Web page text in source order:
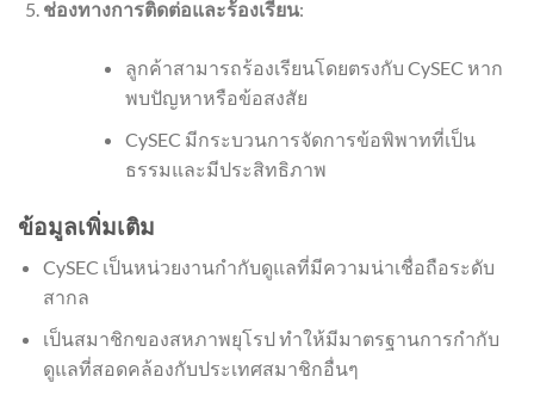
ช่องทางการติดต่อและร้องเรียน:
ลูกค้าสามารถร้องเรียนโดยตรงกับ CySEC หาก
พบปัญหาหรือข้อสงสัย
CySEC มีกระบวนการจัดการข้อพิพาทที่เป็น
ธรรมและมีประสิทธิภาพ
ข้อมูลเพิ่มเติม
CySEC เป็นหน่วยงานกำกับดูแลที่มีความน่าเชื่อถือระดับ
สากล
เป็นสมาชิกของสหภาพยุโรป ทำให้มีมาตรฐานการกำกับ
ดูแลที่สอดคล้องกับประเทศสมาชิกอื่นๆ